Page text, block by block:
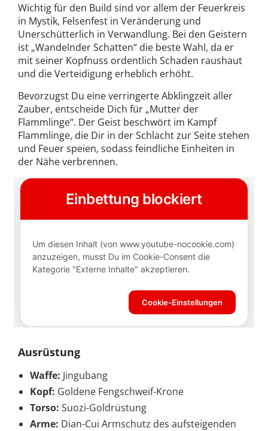
Wichtig für den Build sind vor allem der Feuerkreis
in Mystik, Felsenfest in Veränderung und
Unerschütterlich in Verwandlung. Bei den Geistern
ist „Wandelnder Schatten“ die beste Wahl, da er
mit seiner Kopfnuss ordentlich Schaden raushaut
und die Verteidigung erheblich erhöht.
Bevorzugst Du eine verringerte Abklingzeit aller
Zauber, entscheide Dich für „Mutter der
Flammlinge“. Der Geist beschwört im Kampf
Flammlinge, die Dir in der Schlacht zur Seite stehen
und Feuer speien, sodass feindliche Einheiten in
der Nähe verbrennen.
Ausrüstung
Waffe: Jingubang
Kopf: Goldene Fengschweif-Krone
Torso: Suozi-Goldrüstung
Arme: Dian-Cui Armschutz des aufsteigenden